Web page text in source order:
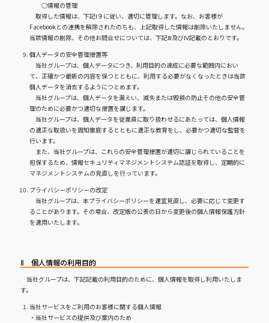
○情報の管理
取得した情報は、下記Ⅰ９に従い、適切に管理します。なお、お客様が
Facebookとの連携を解除されたのちも、上記取得した情報は削除いたしません。
当該情報の削除、その他お問合せについては、下記Ⅲ及びⅣ記載のとおりです。
個人データの安全管理措置等
当社グループは、個人データにつき、利用目的の達成に必要な範囲内におい
て、正確かつ最新の内容を保つとともに、利用する必要がなくなったときは当該
個人データを消去するようにつとめます。
当社グループは、個人データを漏えい、滅失または毀損の防止その他の安全管
理のために必要かつ適切な措置を講じます。
当社グループは、個人データを従業員に取り扱わせるにあたっては、個人情報
の適正な取扱いを周知徹底するとともに適正な教育をし、必要かつ適切な監督を
行います。
また、当社グループは、これらの安全管理措置が適切に講じられていることを
担保するため、情報セキュリティマネジメントシステム認証を取得し、定期的に
マネジメントシステムの見直しを行っています。
プライバシーポリシーの改定
当社グループは、本プライバシーポリシーを適宜見直し、必要に応じて変更す
ることがあります。その場合、改定版の公表の日から変更後の個人情報保護方針
を適用いたします。
Ⅱ 個人情報の利用目的
当社グループは、下記記載の利用目的のために、個人情報を取得し利用いたしま
す。
当社サービスをご利用のお客様に関する個人情報
・当社サービスの提供及び案内のため